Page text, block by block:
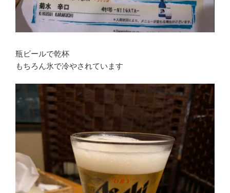
瓶ビールで乾杯
もちろん氷で冷やされています